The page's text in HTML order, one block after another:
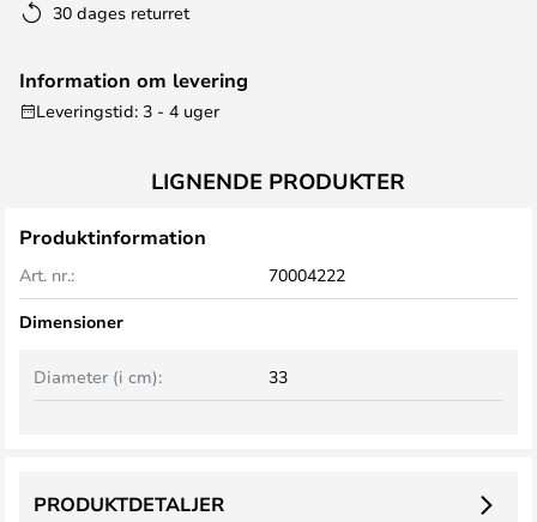
30 dages returret
Information om levering
Leveringstid: 3 - 4 uger
LIGNENDE PRODUKTER
Produktinformation
Art. nr.: 70004222
Dimensioner
Diameter (i cm): 33
PRODUKTDETALJER